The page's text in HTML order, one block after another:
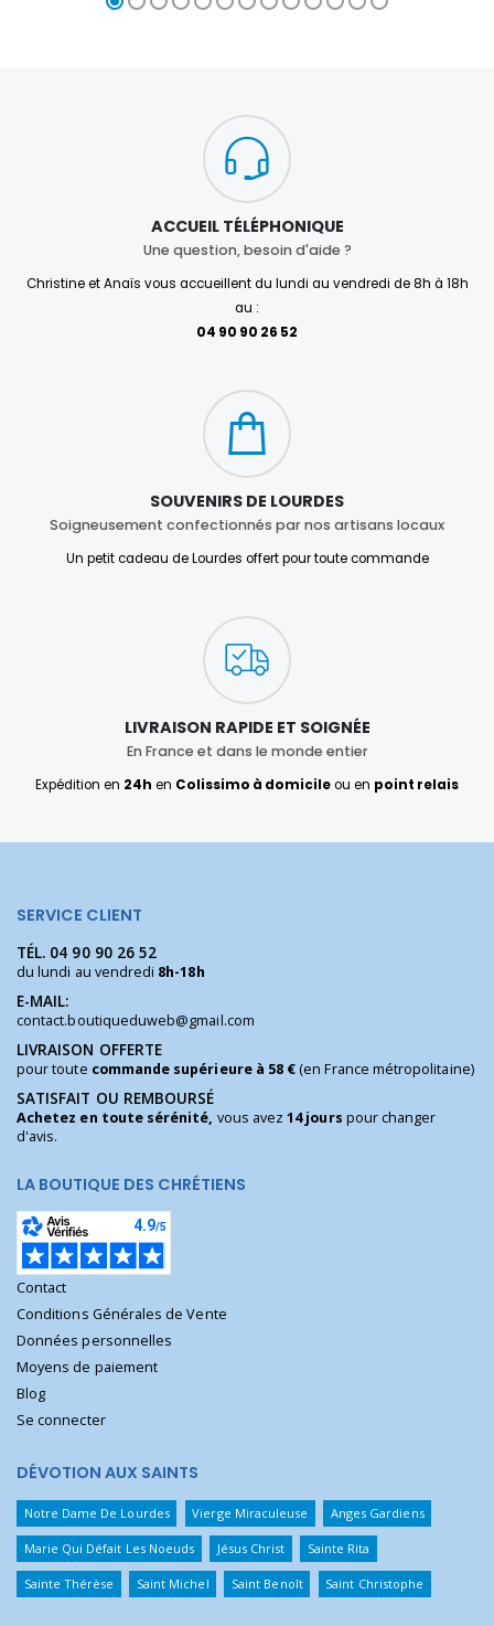
ACCUEIL TÉLÉPHONIQUE
Une question, besoin d'aide ?
Christine et Anaïs vous accueillent du lundi au vendredi de 8h à 18h
au :
04 90 90 26 52
SOUVENIRS DE LOURDES
Soigneusement confectionnés par nos artisans locaux
Un petit cadeau de Lourdes offert pour toute commande
LIVRAISON RAPIDE ET SOIGNÉE
En France et dans le monde entier
Expédition en 24h en Colissimo à domicileou en point relais
SERVICE CLIENT
TÉL. 04 90 90 26 52
du lundi au vendredi 8h-18h
E-MAIL:
contact.boutiqueduweb@gmail.com
LIVRAISON OFFERTE
pour toute commande supérieure à 58 €(en France métropolitaine)
SATISFAIT OU REMBOURSÉ
Achetez en toute sérénité, vous avez14 jours pour changer
d'avis.
LA BOUTIQUE DES CHRÉTIENS
Contact
Conditions Générales de Vente
Données personnelles
Moyens de paiement
Blog
Se connecter
DÉVOTION AUX SAINTS
Notre Dame De Lourdes Vierge Miraculeuse Anges Gardiens
Marie Qui Défait Les Noeuds Jésus Christ Sainte Rita
Sainte Thérèse Saint Michel Saint Benoît Saint Christophe